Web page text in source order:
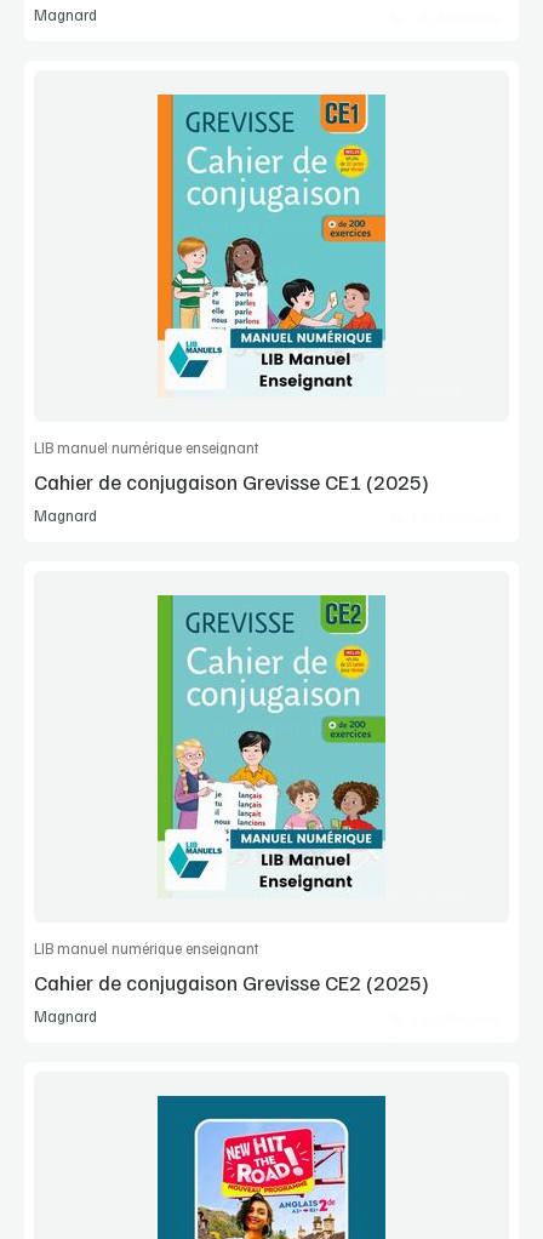
Magnard
Voir la démo
Extrait
Commander l'article
LIB manuel numérique enseignant
Cahier de conjugaison Grevisse CE1 (2025)
Magnard
Voir la démo
Extrait
Commander l'article
LIB manuel numérique enseignant
Cahier de conjugaison Grevisse CE2 (2025)
Magnard
Voir la démo